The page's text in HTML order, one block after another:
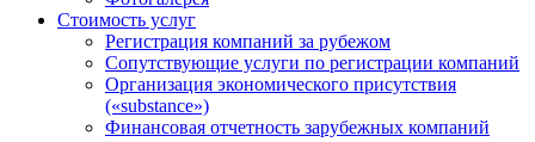
Стоимость услуг
Регистрация компаний за рубежом
Сопутствующие услуги по регистрации компаний
Организация экономического присутствия
(«substance»)
Финансовая отчетность зарубежных компаний